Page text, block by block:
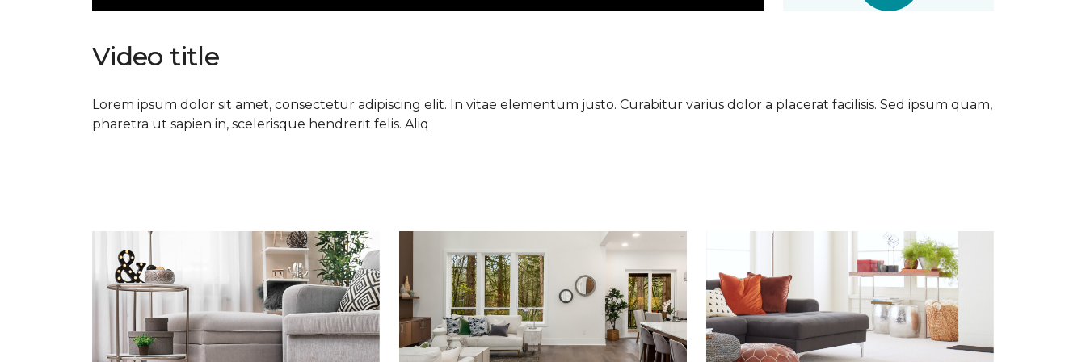
Video title
Lorem ipsum dolor sit amet, consectetur adipiscing elit. In vitae elementum justo. Curabitur varius dolor a placerat facilisis. Sed ipsum quam,
pharetra ut sapien in, scelerisque hendrerit felis. Aliq